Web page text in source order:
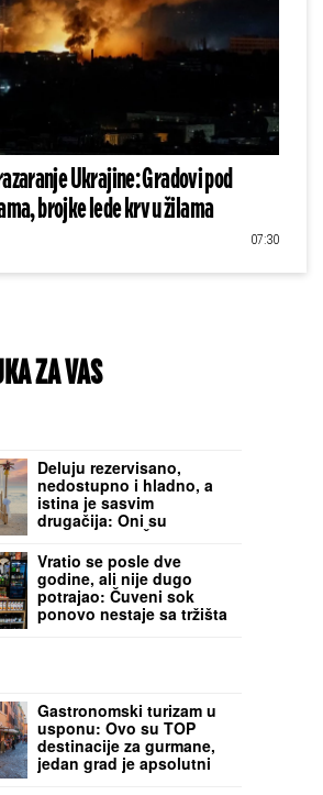
Ukrajine: Gradovi pod
brojke lede krv u žilama
07:30
ZA VAS
Deluju rezervisano,
nedostupno i hladno, a
istina je sasvim
drugačija: Oni su